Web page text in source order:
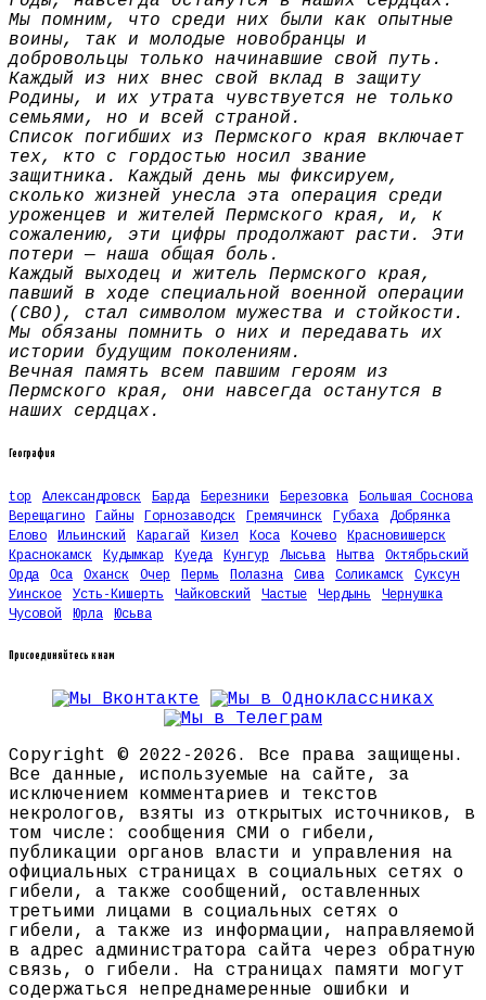
Мы помним, что среди них были как опытные
воины, так и молодые новобранцы и
добровольцы только начинавшие свой путь.
Каждый из них внес свой вклад в защиту
Родины, и их утрата чувствуется не только
семьями, но и всей страной.
Список погибших из Пермского края включает
тех, кто с гордостью носил звание
защитника. Каждый день мы фиксируем,
сколько жизней унесла эта операция среди
уроженцев и жителей Пермского края, и, к
сожалению, эти цифры продолжают расти. Эти
потери — наша общая боль.
Каждый выходец и житель Пермского края,
павший в ходе специальной военной операции
(СВО), стал символом мужества и стойкости.
Мы обязаны помнить о них и передавать их
истории будущим поколениям.
Вечная память всем павшим героям из
Пермского края, они навсегда останутся в
наших сердцах.
География
top Александровск Барда Березники Березовка
Большая Соснова
Верещагино
Гайны Горнозаводск Гремячинск Губаха
Добрянка
Елово
Ильинский Карагай Кизел Коса Кочево
Красновишерск
Краснокамск
Кудымкар Куеда Кунгур Лысьва Нытва
Октябрьский
Орда
Оса Оханск Очер Пермь Полазна Сива Соликамск
Суксун
Уинское
Усть-Кишерть Чайковский Частые Чердынь
Чернушка
Чусовой
Юрла Юсьва
Присоединяйтесь к нам
Copyright © 2022-2026. Все права защищены.
Все данные, используемые на сайте, за
исключением комментариев и текстов
некрологов, взяты из открытых источников, в
том числе: сообщения СМИ о гибели,
публикации органов власти и управления на
официальных страницах в социальных сетях о
гибели, а также сообщений, оставленных
третьими лицами в социальных сетях о
гибели, а также из информации, направляемой
в адрес администратора сайта через обратную
связь, о гибели. На страницах памяти могут
содержаться непреднамеренные ошибки и